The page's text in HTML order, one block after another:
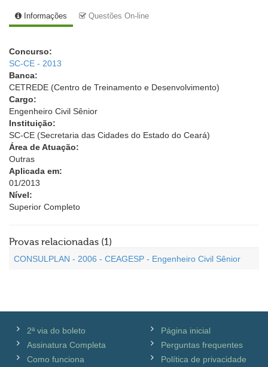
Informações Questões On-line
Concurso:
SC-CE - 2013
Banca:
CETREDE (Centro de Treinamento e Desenvolvimento)
Cargo:
Engenheiro Civil Sênior
Instituição:
SC-CE (Secretaria das Cidades do Estado do Ceará)
Área de Atuação:
Outras
Aplicada em:
01/2013
Nível:
Superior Completo
Provas relacionadas (1)
CONSULPLAN - 2006 - CEAGESP - Engenheiro Civil Sênior
2ª via do boleto
Assinatura Completa
Como funciona
Página inicial
Perguntas frequentes
Política de privacidade